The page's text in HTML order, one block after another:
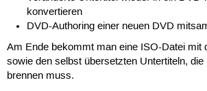
konvertieren
DVD-Authoring einer neuen DVD
Am Ende bekommt man eine ISO-Datei mit
sowie den selbst übersetzten Untertiteln,
brennen muss.